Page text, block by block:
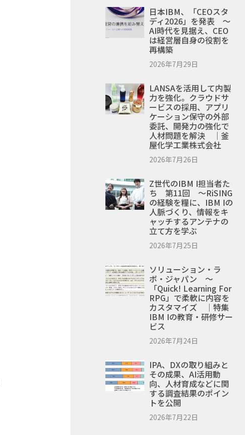
日本IBM、「CEOスタ
ディ2026」を発表 ～
AI時代を見据え、CEO
は経営層自身の役割を
再構築
2026年7月29日
LANSAを活用して内製
力を強化。クラウドサ
ービスの採用、アプリ
ケーション保守の外部
委託、開発力の強化で
人材問題を解決 ｜釜
屋化学工業株式会社
2026年7月26日
Z世代のIBM I担当者た
ち 第11回 ～RiSING
の経験を糧に、IBM Iの
人脈づくり、情報をキ
ャッチするアンテナの
立て方を学ぶ
2026年7月25日
ソリューション・ラ
ボ・ジャパン ～
「Quick! Learning For
RPG」で柔軟に内容を
カスタマイズ ｜特集
IBM Iの教育・研修サー
ビス
2026年7月24日
IPA、DXの取り組みと
その成果、AI活用動
向、人材育成などに関
する調査結果のポイン
トを公開
2026年7月22日